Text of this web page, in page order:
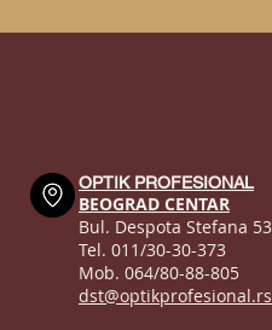
OPTIK PROFESIONAL
BEOGRAD CENTAR
Bul. Despota Stefana 53
Tel. 011/30-30-373
Mob. 064/80-88-805
dst@optikprofesional.rs